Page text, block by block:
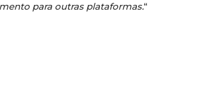
para outras plataformas.“